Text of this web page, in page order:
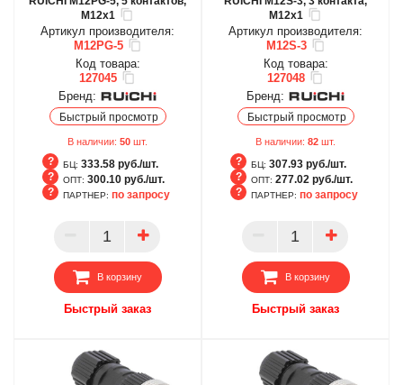
M12x1
Артикул производителя:
M12PG-5
Код товара:
127045
Бренд:
Быстрый просмотр
В наличии: 50 шт.
БЦ: 333.58 руб./шт.
ОПТ: 300.10 руб./шт.
ПАРТНЕР
ПАРТНЕР: по запросу
В корзину
Быстрый заказ
M12x1
Артикул производителя:
M12S-3
Код товара:
127048
Бренд:
Быстрый просмотр
В наличии: 82 шт.
БЦ: 307.93 руб./шт.
ОПТ: 277.02 руб./шт.
ПАРТНЕР
ПАРТНЕР: по запросу
В корзину
Быстрый заказ